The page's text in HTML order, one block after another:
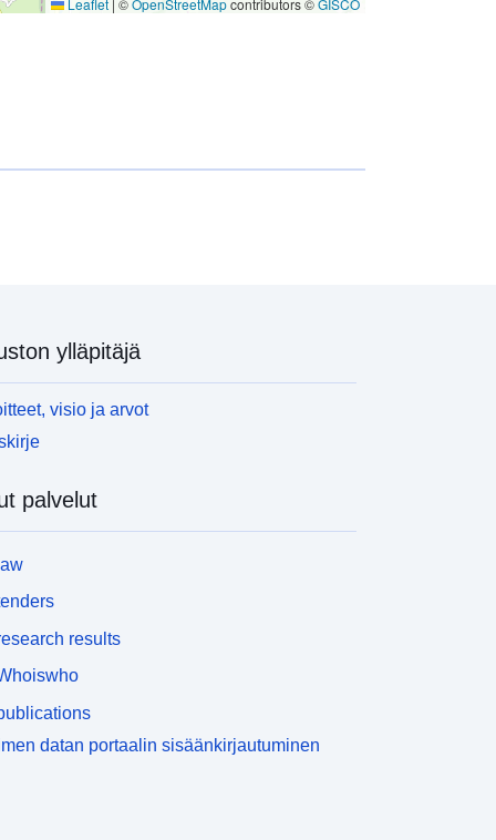
ylläpitäjä
visio ja arvot
palvelut
results
datan portaalin sisäänkirjautuminen